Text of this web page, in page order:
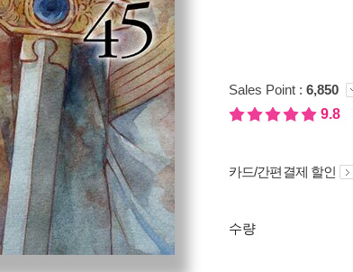
Sales Point : 6,850
9.8
카드/간편결제 할인
수량